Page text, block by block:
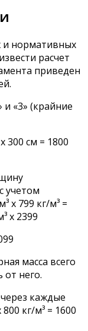
и нормативных
расчет
приведен
и «3» (крайние
300 см = 1800
учетом
х 799 кг/м³ =
х 2399
масса всего
от него.
каждые
кг/м³ = 1600